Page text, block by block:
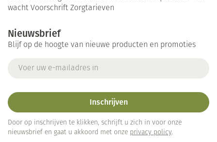
wacht Voorschrift Zorgtarieven
Nieuwsbrief
Blijf op de hoogte van nieuwe producten en promoties
Inschrijven
Door op inschrijven te klikken, schrijft u zich in voor onze
nieuwsbrief en gaat u akkoord met onze privacy policy.